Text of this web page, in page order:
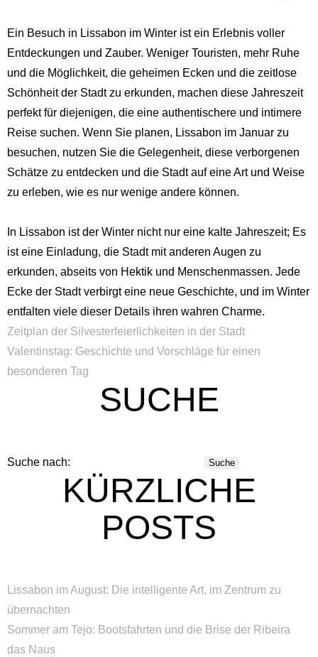
Ein Besuch in Lissabon im Winter ist ein Erlebnis voller
Entdeckungen und Zauber. Weniger Touristen, mehr Ruhe
und die Möglichkeit, die geheimen Ecken und die zeitlose
Schönheit der Stadt zu erkunden, machen diese Jahreszeit
perfekt für diejenigen, die eine authentischere und intimere
Reise suchen. Wenn Sie planen, Lissabon im Januar zu
besuchen, nutzen Sie die Gelegenheit, diese verborgenen
Schätze zu entdecken und die Stadt auf eine Art und Weise
zu erleben, wie es nur wenige andere können.
In Lissabon ist der Winter nicht nur eine kalte Jahreszeit; Es
ist eine Einladung, die Stadt mit anderen Augen zu
erkunden, abseits von Hektik und Menschenmassen. Jede
Ecke der Stadt verbirgt eine neue Geschichte, und im Winter
entfalten viele dieser Details ihren wahren Charme.
Zeitplan der Silvesterfeierlichkeiten in der Stadt
Valentinstag: Geschichte und Vorschläge für einen
besonderen Tag
SUCHE
Suche nach:
KÜRZLICHE
POSTS
Lissabon im August: Die intelligente Art, im Zentrum zu
übernachten
Sommer am Tejo: Bootsfahrten und die Brise der Ribeira
das Naus